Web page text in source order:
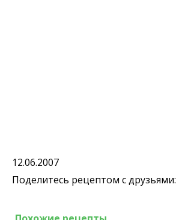
12.06.2007
Поделитесь рецептом с друзьями: